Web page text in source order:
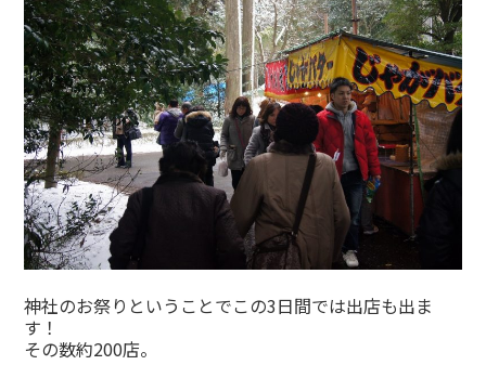
神社のお祭りということでこの3日間では出店も出ま
す！
その数約200店。